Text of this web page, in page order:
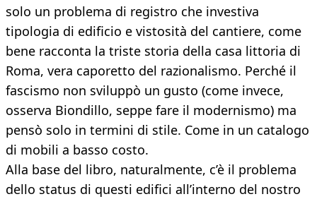
solo un problema di registro che investiva
tipologia di edificio e vistosità del cantiere, come
bene racconta la triste storia della casa littoria di
Roma, vera caporetto del razionalismo. Perché il
fascismo non sviluppò un gusto (come invece,
osserva Biondillo, seppe fare il modernismo) ma
pensò solo in termini di stile. Come in un catalogo
di mobili a basso costo.
Alla base del libro, naturalmente, c’è il problema
dello status di questi edifici all’interno del nostro